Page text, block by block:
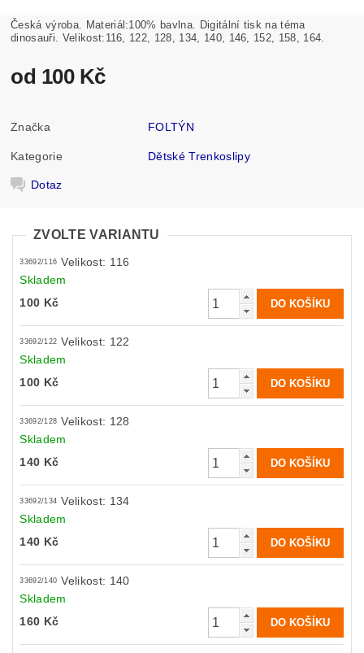
Česká výroba. Materiál:100% bavlna. Digitální tisk na téma
dinosauři. Velikost:116, 122, 128, 134, 140, 146, 152, 158, 164.
od 100 Kč
Značka FOLTÝN
Kategorie Dětské Trenkoslipy
Dotaz
ZVOLTE VARIANTU
33692/116 Velikost: 116
Skladem
100 Kč
33692/122 Velikost: 122
Skladem
100 Kč
33692/128 Velikost: 128
Skladem
140 Kč
33692/134 Velikost: 134
Skladem
140 Kč
33692/140 Velikost: 140
Skladem
160 Kč